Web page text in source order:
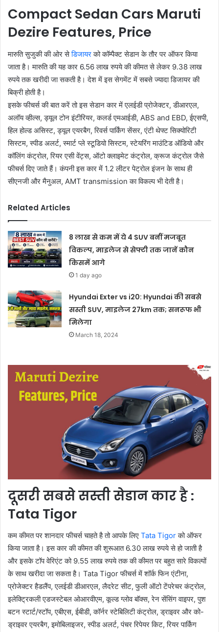
Compact Sedan Cars Maruti
Dezire Features, Price
मारुति सुजुकी की ओर सेडिजायरको कॉम्‍पैक्‍ट सेडान के तौर पर ऑफर किया
जाता है। मारुति की यह कार 6.56 लाख रुपये की कीमत से लेकर 9.38 लाख
रुपये तक खरीदी जा सकती है। देश में इस सेगमेंट में सबसे ज्‍यादा डिजायर की
बिक्री होती है।
इसके फीचर्स की बात करें तो इस सेडान कार में एलईडी प्रोजेक्‍टर, डीआरएल,
अलॉय व्‍हील्‍स, ड्यूल टोन इंटीरियर, कलर्ड एमआईडी, ABS and EBD, ईएसपी,
हिल होल्‍ड असिस्‍ट, ड्यूल एयरबैग, रिवर्स पार्किंग सेंसर, एंटी थेफ्ट सिक्‍योरिटी
सिस्‍टम, स्‍पीड अलर्ट, स्‍मार्ट प्‍ले स्‍टूडियो सिस्‍टम, स्‍टेयरिंग माउंटिड ऑडियो और
कॉलिंग कंट्रोल, रियर एसी वेंट्स, ऑटो क्‍लाइमेट कंट्रोल, क्रूज कंट्रोल जैसे
फीचर्स दिए जाते हैं। कंपनी इस कार में 1.2 लीटर पेट्रोल इंजन के साथ ही
सीएनजी और मैनुअल, AMT transmission का विकल्‍प भी देती है।
Related Articles
8 लाख से कम में ये 4 SUV बनीं मजबूत
विकल्प, माइलेज से सेफ्टी तक जानें कौन
किसमें आगे
1 day ago
Hyundai Exter vs i20: Hyundai की सबसे
सस्ती SUV, माइलेज 27km तक; सनरूफ भी
मिलेगा
March 18, 2024
दूसरी सबसे सस्ती सेडान कार है :
Tata Tigor
कम कीमत पर शानदार फीचर्स चाहते है तो आपके लिए Tata Tigorको ऑफर
किया जाता है। इस कार की कीमत की शुरूआत 6.30 लाख रुपये से हो जाती है
और इसके टॉप वेरिएंट को 9.55 लाख रुपये तक की कीमत पर बहुत सारे विकल्‍पों
के साथ खरीदा जा सकता है। Tata Tigor फीचर्स में शॉर्क फिन एंटीना,
प्रोजेक्‍टर हैडलैंप, एलईडी डीआरएल, लैदरेट सीट, फुली ऑटो टेंपरेचर कंट्रोल,
इलेक्ट्रिकली एडजस्‍टेबल ओआरवीएम, कूल्‍ड ग्‍लोव बॉक्‍स, रेन सेंसिंग वाइपर, पुश
बटन स्‍टार्ट/स्‍टॉप, एबीएस, ईबीडी, कॉर्नर स्‍टेबिलिटी कंट्रोल, ड्राइवर और को-
ड्राइवर एयरबैग, इमोबिलाइजर, स्‍पीड अलर्ट, पंचर रिपेयर किट, रियर पार्किंग